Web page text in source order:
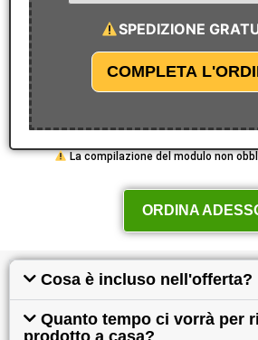
SPEDIZIONE
COMPLETA
La compilazione del modulo non
ORDINA
Cosa è incluso nell'offerta?
Quanto tempo ci vorrà per
prodotto a casa?